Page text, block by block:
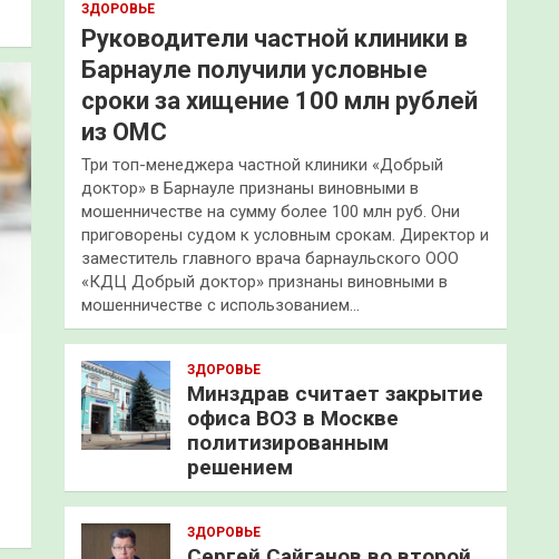
ЗДОРОВЬЕ
Руководители частной клиники в
Барнауле получили условные
сроки за хищение 100 млн рублей
из ОМС
Три топ-менеджера частной клиники «Добрый
доктор» в Барнауле признаны виновными в
мошенничестве на сумму более 100 млн руб. Они
приговорены судом к условным срокам. Директор и
заместитель главного врача барнаульского ООО
«КДЦ Добрый доктор» признаны виновными в
мошенничестве с использованием…
ЗДОРОВЬЕ
Минздрав считает закрытие
офиса ВОЗ в Москве
политизированным
решением
ЗДОРОВЬЕ